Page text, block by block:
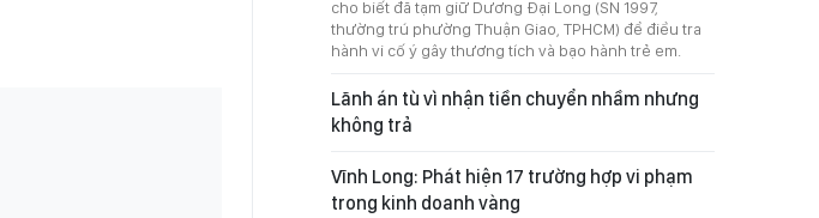
cho biết đã tạm giữ Dương Đại Long (SN 1997,
thường trú phường Thuận Giao, TPHCM) để điều tra
hành vi cố ý gây thương tích và bạo hành trẻ em.
Lãnh án tù vì nhận tiền chuyển nhầm nhưng
không trả
Vĩnh Long: Phát hiện 17 trường hợp vi phạm
trong kinh doanh vàng